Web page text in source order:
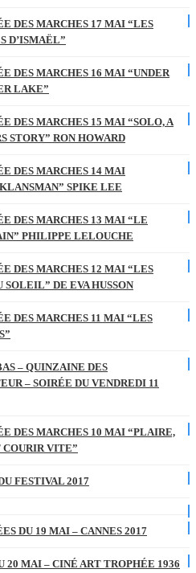
DES MARCHES 17 MAI “LES
D’ISMAËL”
DES MARCHES 16 MAI “UNDER
LAKE”
DES MARCHES 15 MAI “SOLO, A
STORY” RON HOWARD
DES MARCHES 14 MAI
SPIKE LEE
DES MARCHES 13 MAI “LE
PHILIPPE LELOUCHE
DES MARCHES 12 MAI “LES
SOLEIL” DE EVA HUSSON
DES MARCHES 11 MAI “LES
– QUINZAINE DES
– SOIRÉE DU VENDREDI 11
DES MARCHES 10 MAI “PLAIRE,
VITE”
FESTIVAL 2017
DU 19 MAI – CANNES 2017
20 MAI – CINÉ ART TROPHÉE 1936